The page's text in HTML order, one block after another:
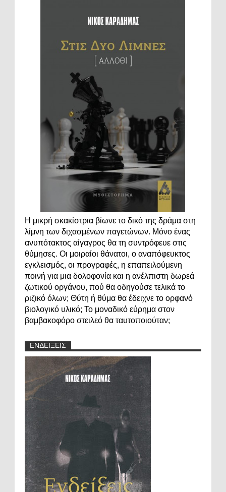
Η μικρή σκακίστρια βίωνε το δικό της δράμα στη
λίμνη των διχασμένων παγετώνων. Μόνο ένας
ανυπότακτος αίγαγρος θα τη συντρόφευε στις
θύμησες. Οι μοιραίοι θάνατοι, ο αναπόφευκτος
εγκλεισμός, οι προγραφές, η επαπειλούμενη
ποινή για μια δολοφονία και η ανέλπιστη δωρεά
ζωτικού οργάνου, πού θα οδηγούσε τελικά το
ριζικό όλων; Θύτη ή θύμα θα έδειχνε το ορφανό
βιολογικό υλικό; Το μοναδικό εύρημα στον
βαμβακοφόρο στειλεό θα ταυτοποιούταν;
ΕΝΔΕΙΞΕΙΣ